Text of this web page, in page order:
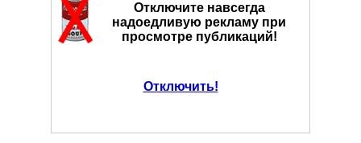
Отключите навсегда
надоедливую рекламу при
просмотре публикаций!
Отключить!